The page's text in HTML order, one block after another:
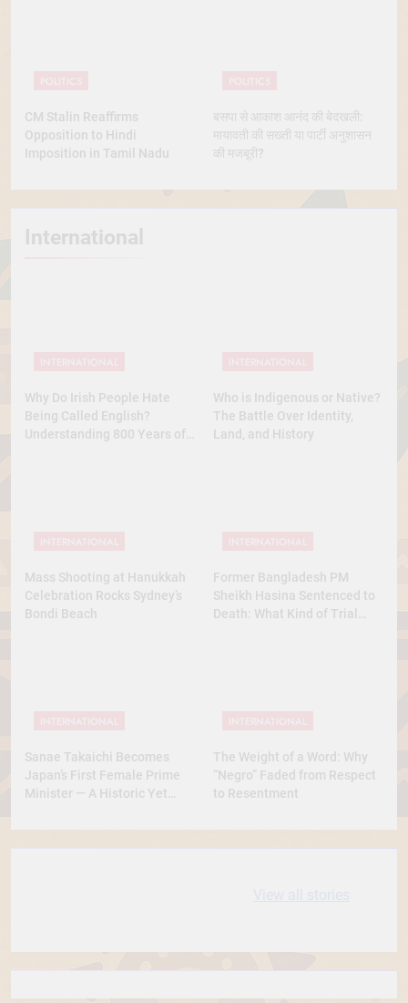
CM Stalin Reaffirms
Opposition to Hindi
Imposition in Tamil Nadu
बसपा से आकाश आनंद की बेदखली:
मायावती की सख्ती या पार्टी अनुशासन
की मजबूरी?
International
Why Do Irish People Hate
Being Called English?
Understanding 800 Years of
Who is Indigenous or Native?
The Battle Over Identity,
Land, and History
Mass Shooting at Hanukkah
Celebration Rocks Sydney’s
Bondi Beach
Former Bangladesh PM
Sheikh Hasina Sentenced to
Death: What Kind of Trial
Sanae Takaichi Becomes
Japan’s First Female Prime
Minister — A Historic Yet
The Weight of a Word: Why
“Negro” Faded from Respect
to Resentment